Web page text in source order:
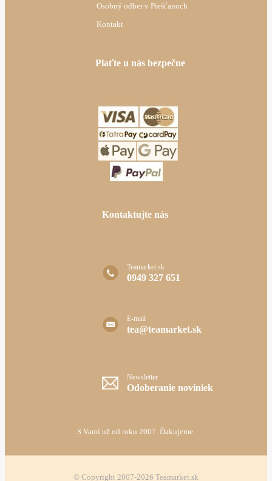
Osobný odber v Piešťanoch
Kontakt
Plaťte u nás bezpečne
Kontaktujte nás
Teamarket.sk
0949 327 651
E-mail
tea@teamarket.sk
Newsletter
Odoberanie noviniek
S Vami už od roku 2007. Ďakujeme.
© Copyright 2007-2026 Teamarket.sk